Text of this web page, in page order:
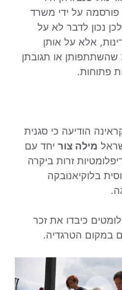
על ידי משרד
נכון לדבר לא על
אלא על אותן
שהשתתפותן או תגובתן
פתוחות.
הודיעה כי סגנית
מילה צור יחד עם
זרות ביקרה
בלוקיאנובקה
כיבדו את זכר
במקום הטרגדיה.